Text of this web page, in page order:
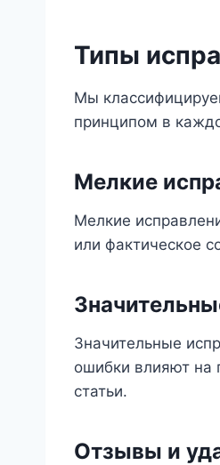
Типы
Мы
принципом в
Мелкие
Мелкие
или фактическое
Значительные
ошибки влияют на
статьи.
Отзывы и